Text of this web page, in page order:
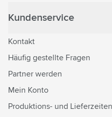
Kundenservice
Kontakt
Häufig gestellte Fragen
Partner werden
Mein Konto
Produktions- und Lieferzeiten